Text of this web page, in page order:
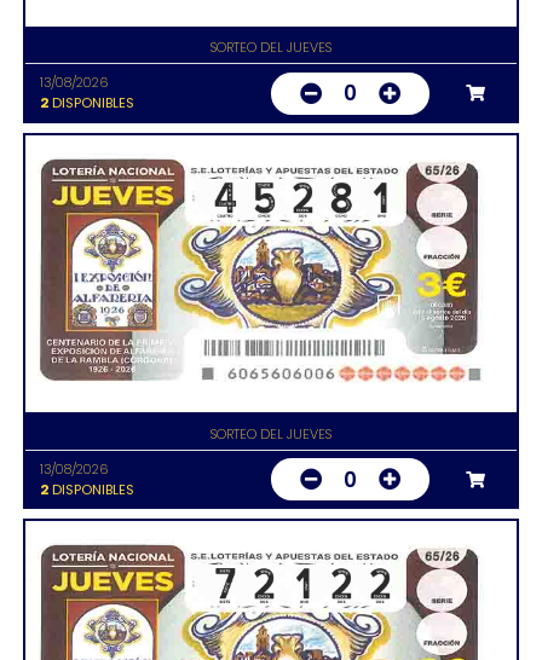
SORTEO DEL JUEVES
13/08/2026
2DISPONIBLES 0
SORTEO DEL JUEVES
13/08/2026
2DISPONIBLES 0